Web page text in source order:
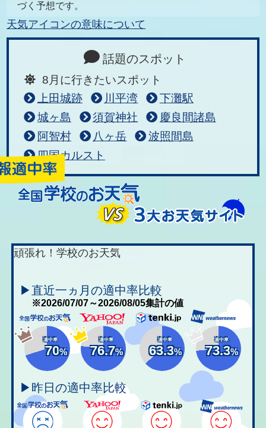
づく予想です。
天気アイコンの意味について
話題のスポット
8月に行きたいスポット
上田城跡
川平湾
下灘駅
城ヶ島
須賀神社
慶良間諸島
阿智村
八ヶ岳
波照間島
四国カルスト
頑張れ！学校のお天気
▶直近一ヵ月の適中率比較
※2026/07/07～2026/08/05集計の値
適中率
70%
適中率
76.7%
適中率
63.3%
適中率
73.3%
▶昨日の適中率比較